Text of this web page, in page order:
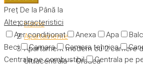
Preț De la Până la
Alte caracteristici
Aer condiționat
Anexa Apa
Beci
Camara Camera tehnica
Centrala pe combustibil
Centrala pe
Home
Apartamente
Apartament modern cu 2 camere
Ultracentrala – Oradea